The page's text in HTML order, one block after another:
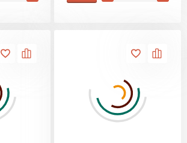
Утеплитель Rockwool
Утеплитель Технониколь